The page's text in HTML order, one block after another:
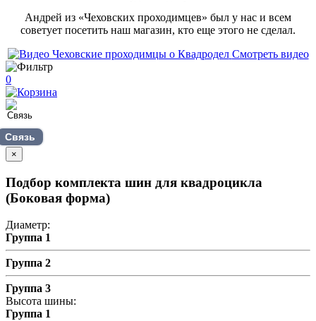
Андрей из «Чеховских проходимцев» был у нас и всем
советует посетить наш магазин, кто еще этого не сделал.
Смотреть видео
0
Связь
×
Подбор комплекта шин для квадроцикла
(Боковая форма)
Диаметр:
Группа 1
Группа 2
Группа 3
Высота шины:
Группа 1